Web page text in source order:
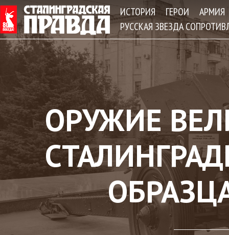
ИСТОРИЯ ГЕРОИ
АРМИЯ
РУССКАЯ ЗВЕЗДА
ОРУЖИЕ